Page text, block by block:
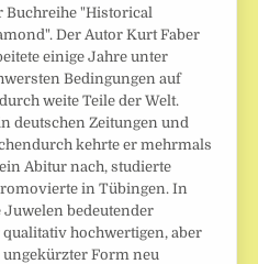
Buchreihe "Historical
Der Autor Kurt Faber
einige Jahre unter
Bedingungen auf
weite Teile der Welt.
deutschen Zeitungen und
kehrte er mehrmals
Abitur nach, studierte
in Tübingen. In
bedeutender
hochwertigen, aber
Form neu